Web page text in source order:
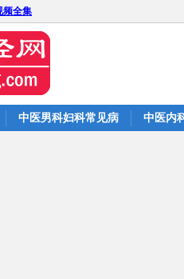
频全集
中医男科妇科常见病 中医内